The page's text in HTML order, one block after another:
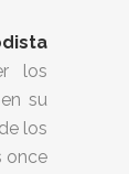
los
su
los
once